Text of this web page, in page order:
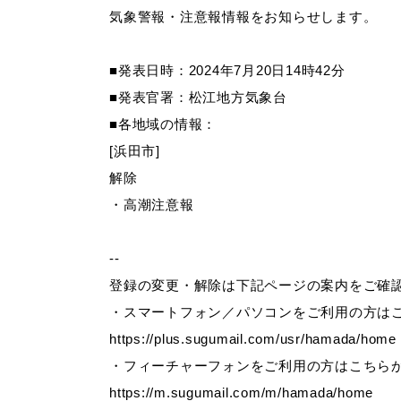
出会い・結婚
気象警報・注意報情報をお知らせします。
■発表日時：2024年7月20日14時42分
■発表官署：松江地方気象台
■各地域の情報：
[浜田市]
解除
・高潮注意報
--
登録の変更・解除は下記ページの案内をご確
・スマートフォン／パソコンをご利用の方は
https://plus.sugumail.com/usr/hamada/home
・フィーチャーフォンをご利用の方はこちら
https://m.sugumail.com/m/hamada/home